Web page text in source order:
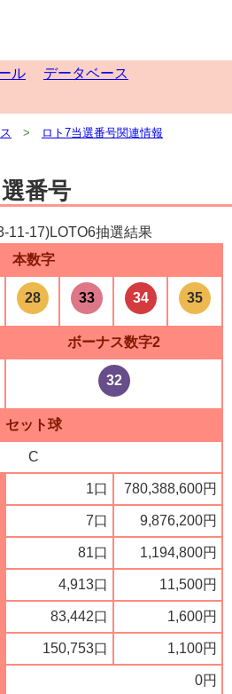
ル
データベース
ロト7当選番号関連情報
番号
11-17)LOTO6抽選結果
本数字
28 33 34 35
ボーナス数字2
32
セット球
C
1口 780,388,600円
7口 9,876,200円
81口 1,194,800円
4,913口 11,500円
83,442口 1,600円
150,753口 1,100円
0円